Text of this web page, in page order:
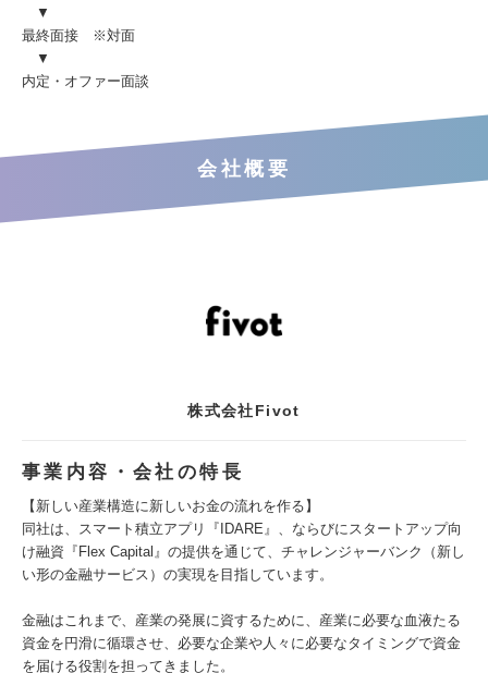
▼
最終面接 ※対面
▼
内定・オファー面談
会社概要
株式会社Fivot
事業内容・会社の特長
【新しい産業構造に新しいお金の流れを作る】
同社は、スマート積立アプリ『IDARE』、ならびにスタートアップ向
け融資『Flex Capital』の提供を通じて、チャレンジャーバンク（新し
い形の金融サービス）の実現を目指しています。
金融はこれまで、産業の発展に資するために、産業に必要な血液たる
資金を円滑に循環させ、必要な企業や人々に必要なタイミングで資金
を届ける役割を担ってきました。